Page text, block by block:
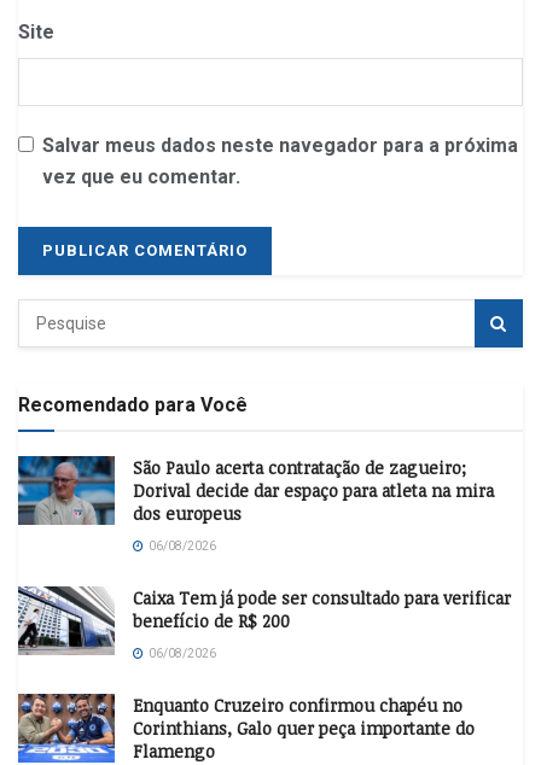
Site
Salvar meus dados neste navegador para a próxima
vez que eu comentar.
Recomendado para Você
São Paulo acerta contratação de zagueiro;
Dorival decide dar espaço para atleta na mira
dos europeus
06/08/2026
Caixa Tem já pode ser consultado para verificar
benefício de R$ 200
06/08/2026
Enquanto Cruzeiro confirmou chapéu no
Corinthians, Galo quer peça importante do
Flamengo